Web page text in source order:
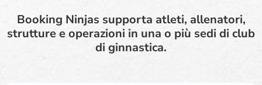
Booking Ninjas supporta atleti, allenatori,
strutture e operazioni in una o più sedi di club
di ginnastica.